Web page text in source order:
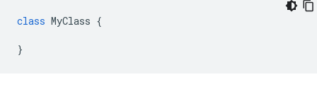
class MyClass {
}